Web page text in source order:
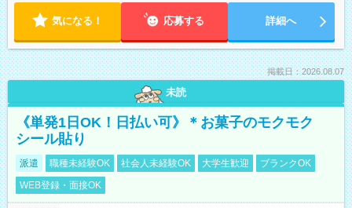
気になる！ 応募する 詳細へ
掲載日：2026.08.07
未読
《単発1日OK！日払い可》＊お菓子のモクモク
シール貼り
派遣 職種未経験OK 社会人未経験OK 大学生歓迎
ブランクOK
WEB登録・面接OK